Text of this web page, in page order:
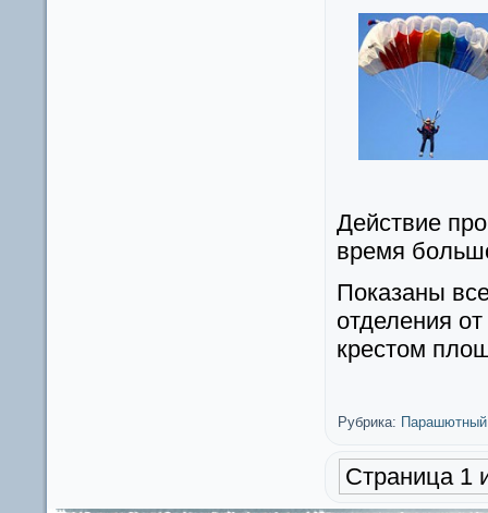
Действие
время
Показаны
отделения
крестом
Рубрика: Парашютный
Страница 1